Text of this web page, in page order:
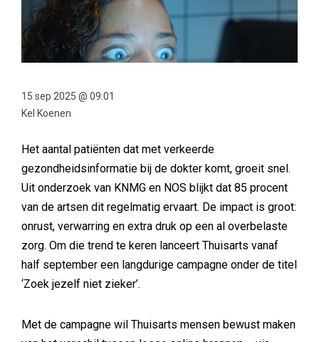
15 sep 2025 @ 09:01
Kel Koenen
Het aantal patiënten dat met verkeerde
gezondheidsinformatie bij de dokter komt, groeit snel.
Uit onderzoek van KNMG en NOS blijkt dat 85 procent
van de artsen dit regelmatig ervaart. De impact is groot:
onrust, verwarring en extra druk op een al overbelaste
zorg. Om die trend te keren lanceert Thuisarts vanaf
half september een langdurige campagne onder de titel
‘Zoek jezelf niet zieker’.
Met de campagne wil Thuisarts mensen bewust maken